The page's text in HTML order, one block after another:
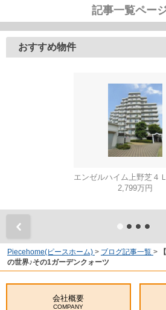
記事一覧ペー
おすすめ物件
2,799万円
Piecehome(ピースホーム) > ブログ記事一覧 >
の世界♪その1ガーデンクォーツ
会社概要
COMPANY